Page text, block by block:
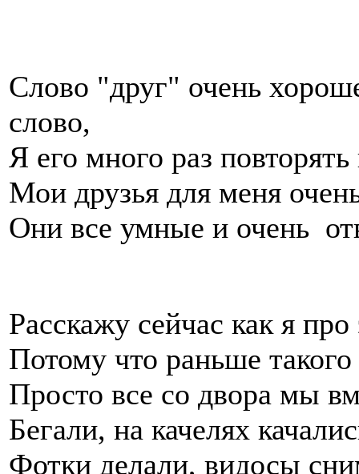
Слово "друг" очень
слово,
Я его много раз повторять
Мои друзья для меня
Они все умные и очень
Расскажу сейчас как я про
Потому что раньше такого
Просто все со двора мы
Бегали, на качелях
Фотки делали, видосы